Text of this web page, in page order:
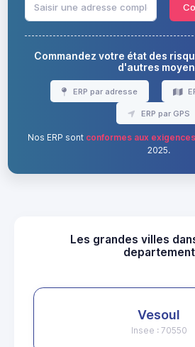
Commandez votre état des
d'autres
ERP par adresse
ERP par GPS
Nos ERP sont conformes aux
2025.
Les grandes villes
departement
Vesoul
Insee : 70550